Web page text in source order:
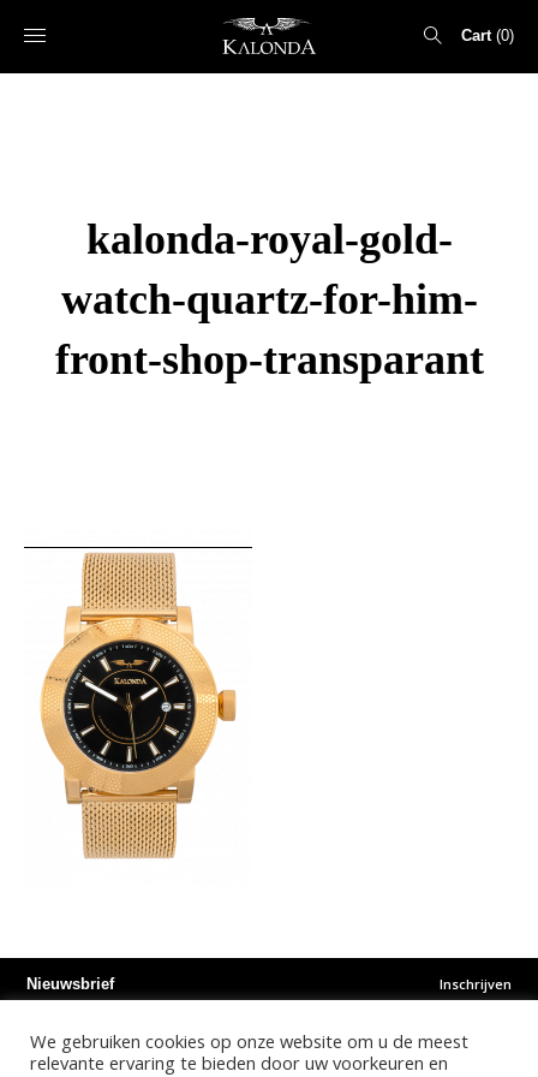
Cart 0
kalonda-royal-gold-
watch-quartz-for-him-
front-shop-transparant
Nieuwsbrief Inschrijven
Instagram Facebook Youtube
We gebruiken cookies op onze website om u de meest
relevante ervaring te bieden door uw voorkeuren en